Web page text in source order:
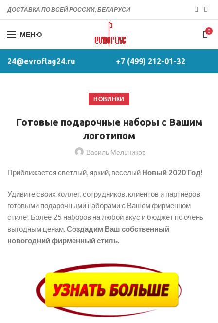
ДОСТАВКА ПО ВСЕЙ РОССИИ, БЕЛАРУСИ
МЕНЮ 0
24@evroflag24.ru +7 (499) 212-01-32
НОВИНКИ
Готовые подарочные наборы с Вашим
логотипом
Василь Мельников
Приближается светлый, яркий, веселый Новый 2020 Год!
Удивите своих коллег, сотрудников, клиентов и партнеров
готовыми подарочными наборами с Вашем фирменном
стиле! Более 25 наборов на любой вкус и бюджет по очень
выгодным ценам.Создадим Ваш собственный
новогодний фирменный стиль.